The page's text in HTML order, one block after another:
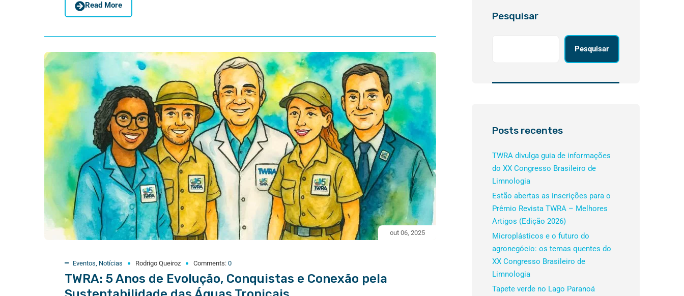
Read More
out 06, 2025
Eventos, Notícias Rodrigo Queiroz Comments: 0
TWRA: 5 Anos de Evolução, Conquistas e Conexão pela
Pesquisar
Pesquisar
Posts recentes
TWRA divulga guia de informações
do XX Congresso Brasileiro de
Limnologia
Estão abertas as inscrições para o
Prêmio Revista TWRA – Melhores
Artigos (Edição 2026)
Microplásticos e o futuro do
agronegócio: os temas quentes do
XX Congresso Brasileiro de
Limnologia
Tapete verde no Lago Paranoá